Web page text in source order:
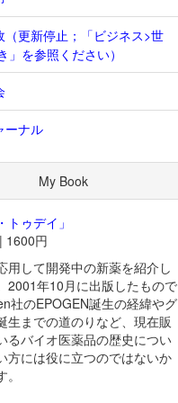
（更新停止；「ビジネス>世
」を参照ください）
ーナル
My Book
トゥデイ」
1600円
用して開発中の新薬を紹介し
2001年10月に出版したもので
社のEPOGEN誕生の経緯やグ
生までの道のりなど、現在販
るバイオ医薬品の歴史につい
方には役に立つのではないか